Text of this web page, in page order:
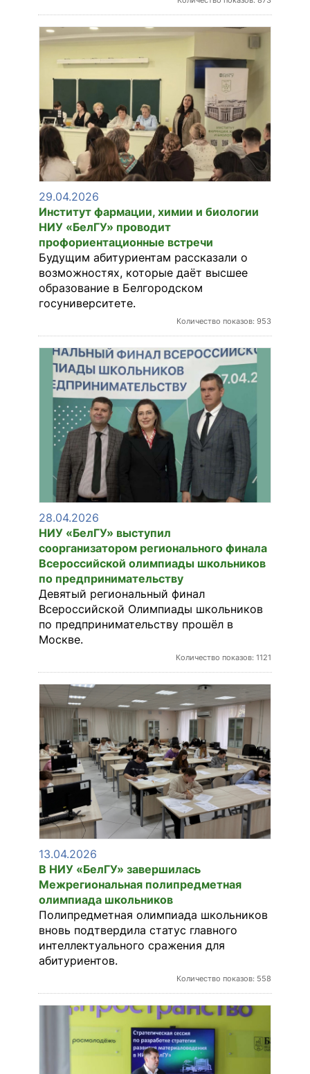
29.04.2026
Институт фармации, химии и биологии
НИУ «БелГУ» проводит
профориентационные встречи
Будущим абитуриентам рассказали о
возможностях, которые даёт высшее
образование в Белгородском
госуниверситете.
Количество показов: 953
28.04.2026
НИУ «БелГУ» выступил
соорганизатором регионального финала
Всероссийской олимпиады школьников
по предпринимательству
Девятый региональный финал
Всероссийской Олимпиады школьников
по предпринимательству прошёл в
Москве.
Количество показов: 1121
13.04.2026
В НИУ «БелГУ» завершилась
Межрегиональная полипредметная
олимпиада школьников
Полипредметная олимпиада школьников
вновь подтвердила статус главного
интеллектуального сражения для
абитуриентов.
Количество показов: 558